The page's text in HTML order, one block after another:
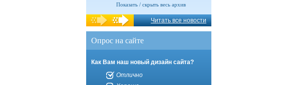
Показать / скрыть весь архив
Читать все новости
Опрос на сайте
Как Вам наш новый дизайн сайта?
Отлично